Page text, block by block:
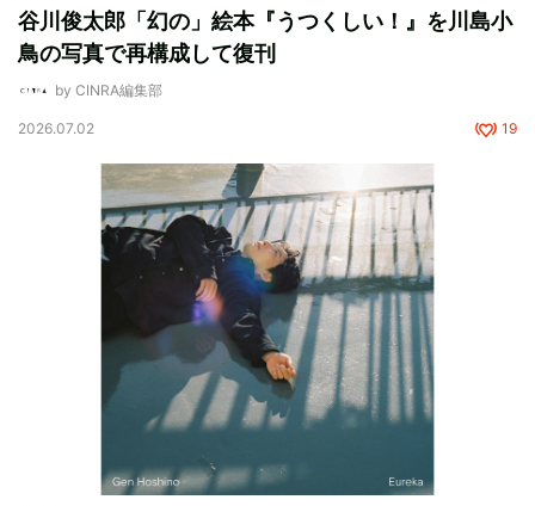
谷川俊太郎「幻の」絵本『うつくしい！』を川島小
鳥の写真で再構成して復刊
by CINRA編集部
2026.07.02 19